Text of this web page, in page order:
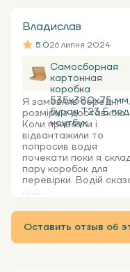
Владислав
5.026 липня 2024
Самосборная
картонная
коробка
535x380x75 мм,
бурая Т23 Е под
ноутбук
Я замовляв середні
розміри з доставкою.
Коли привезли і
відвантажили то
попросив водія
почекати поки я
пару коробок для
перевірки. Водій
... ...
Оставить отзыв об